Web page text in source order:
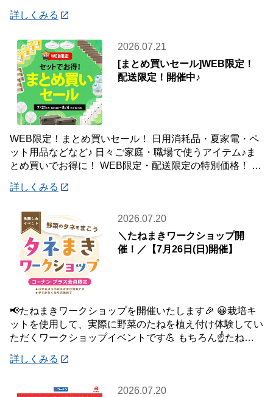
詳しくみる
2026.07.21
[まとめ買いセール]WEB限定！
配送限定！開催中♪
WEB限定！まとめ買いセール！ 日用消耗品・夏家電・ペ
ット用品などなど♪ 日々ご家庭・職場で使うアイテム♪ま
とめ買いでお得に！ WEB限定・配送限定の特別価格！ た
詳しくみる
2026.07.20
＼たねまきワークショップ開
催！／【7月26日(日)開催】
📢たねまきワークショップを開催いたします🎉 😀栽培キ
ットを使用して、実際に野菜のたねを植え付け体験してい
ただくワークショップイベントです💪 もちろん☝️たねを
詳しくみる
2026.07.20